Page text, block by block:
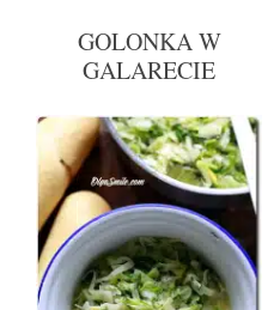
GOLONKA W
GALARECIE